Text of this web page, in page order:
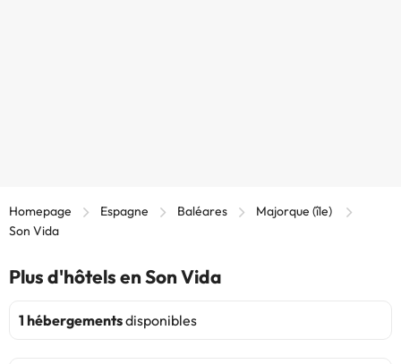
Homepage Espagne Baléares
Majorque (île)
Son Vida
Plus d'hôtels en Son Vida
1 hébergementsdisponibles